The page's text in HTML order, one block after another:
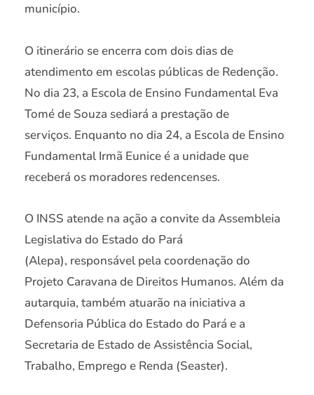
município.
O itinerário se encerra com dois dias de
atendimento em escolas públicas de Redenção.
No dia 23, a Escola de Ensino Fundamental Eva
Tomé de Souza sediará a prestação de
serviços. Enquanto no dia 24, a Escola de Ensino
Fundamental Irmã Eunice é a unidade que
receberá os moradores redencenses.
O INSS atende na ação a convite da Assembleia
Legislativa do Estado do Pará
(Alepa), responsável pela coordenação do
Projeto Caravana de Direitos Humanos. Além da
autarquia, também atuarão na iniciativa a
Defensoria Pública do Estado do Pará e a
Secretaria de Estado de Assistência Social,
Trabalho, Emprego e Renda (Seaster).